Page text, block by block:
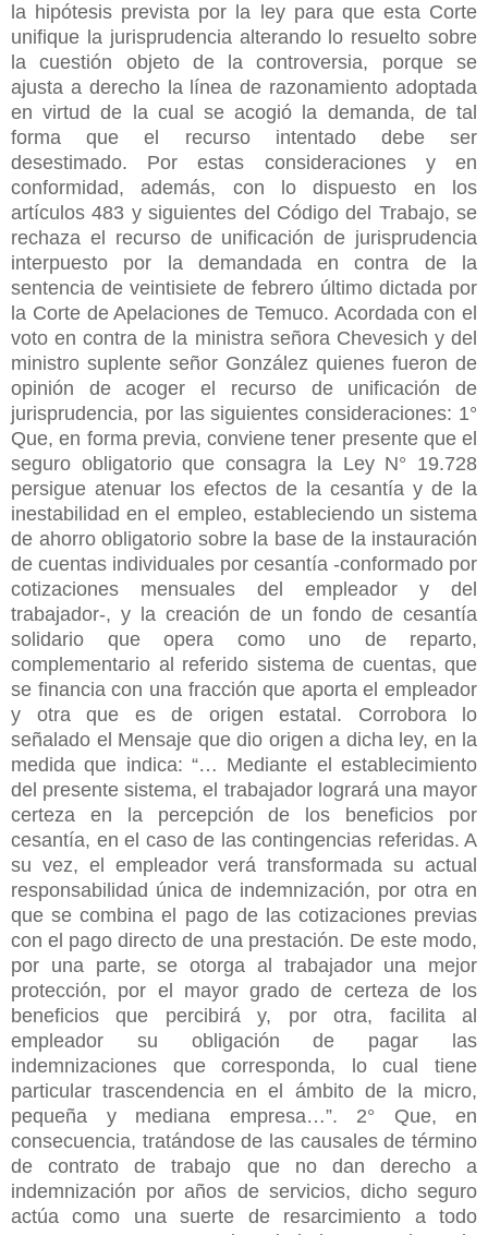
la hipótesis prevista por la ley para que esta Corte
unifique la jurisprudencia alterando lo resuelto sobre
la cuestión objeto de la controversia, porque se
ajusta a derecho la línea de razonamiento adoptada
en virtud de la cual se acogió la demanda, de tal
forma que el recurso intentado debe ser
desestimado. Por estas consideraciones y en
conformidad, además, con lo dispuesto en los
artículos 483 y siguientes del Código del Trabajo, se
rechaza el recurso de unificación de jurisprudencia
interpuesto por la demandada en contra de la
sentencia de veintisiete de febrero último dictada por
la Corte de Apelaciones de Temuco. Acordada con el
voto en contra de la ministra señora Chevesich y del
ministro suplente señor González quienes fueron de
opinión de acoger el recurso de unificación de
jurisprudencia, por las siguientes consideraciones: 1°
Que, en forma previa, conviene tener presente que el
seguro obligatorio que consagra la Ley N° 19.728
persigue atenuar los efectos de la cesantía y de la
inestabilidad en el empleo, estableciendo un sistema
de ahorro obligatorio sobre la base de la instauración
de cuentas individuales por cesantía -conformado por
cotizaciones mensuales del empleador y del
trabajador-, y la creación de un fondo de cesantía
solidario que opera como uno de reparto,
complementario al referido sistema de cuentas, que
se financia con una fracción que aporta el empleador
y otra que es de origen estatal. Corrobora lo
señalado el Mensaje que dio origen a dicha ley, en la
medida que indica: “… Mediante el establecimiento
del presente sistema, el trabajador logrará una mayor
certeza en la percepción de los beneficios por
cesantía, en el caso de las contingencias referidas. A
su vez, el empleador verá transformada su actual
responsabilidad única de indemnización, por otra en
que se combina el pago de las cotizaciones previas
con el pago directo de una prestación. De este modo,
por una parte, se otorga al trabajador una mejor
protección, por el mayor grado de certeza de los
beneficios que percibirá y, por otra, facilita al
empleador su obligación de pagar las
indemnizaciones que corresponda, lo cual tiene
particular trascendencia en el ámbito de la micro,
pequeña y mediana empresa…”. 2° Que, en
consecuencia, tratándose de las causales de término
de contrato de trabajo que no dan derecho a
indemnización por años de servicios, dicho seguro
actúa como una suerte de resarcimiento a todo